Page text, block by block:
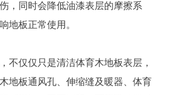
，同时会降低油漆表层的摩擦系
地板正常使用。
不仅仅只是清洁体育木地板表层，
地板通风孔、伸缩缝及暖器、体育